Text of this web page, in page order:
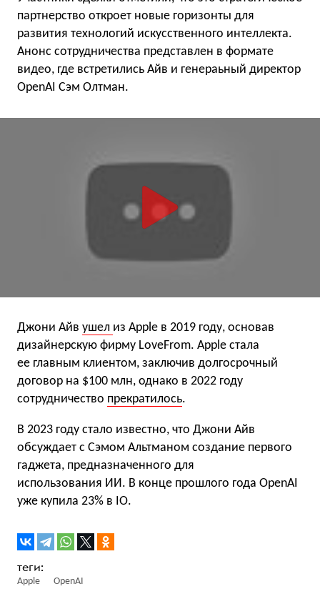
партнерство откроет новые горизонты для
развития технологий искусственного интеллекта.
Анонс сотрудничества представлен в формате
видео, где встретились Айв и генераьный директор
OpenAI Сэм Олтман.
Джони Айв ушел из Apple в 2019 году, основав
дизайнерскую фирму LoveFrom. Apple стала
ее главным клиентом, заключив долгосрочный
договор на $100 млн, однако в 2022 году
сотрудничество прекратилось.
В 2023 году стало известно, что Джони Айв
обсуждает с Сэмом Альтманом создание первого
гаджета, предназначенного для
использования ИИ. В конце прошлого года OpenAI
уже купила 23% в IO.
Apple OpenAI